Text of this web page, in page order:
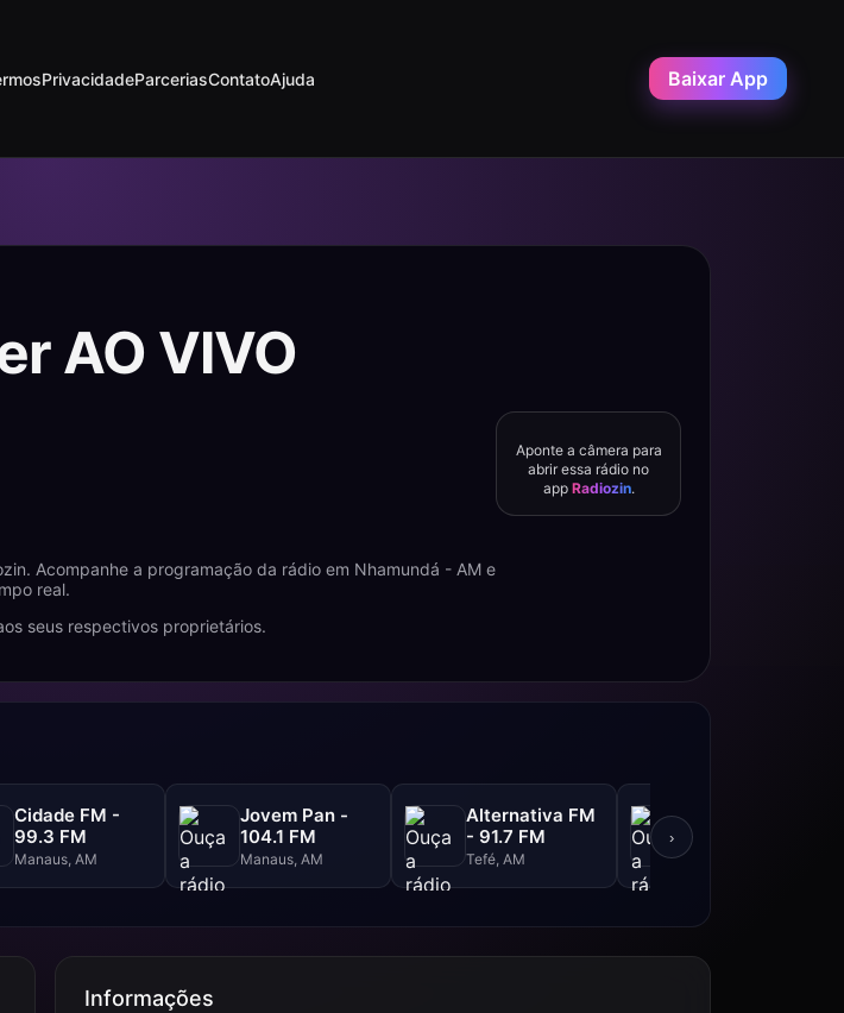
PrivacidadeParceriasContatoAjuda Baixar App
AO VIVO
Acompanhe a programação da rádio em Nhamundá - AM e
real.
seus respectivos proprietários.
Aponte a câmera para
abrir essa rádio no
app Radiozin.
Cidade FM -
99.3 FM
Manaus, AM
Jovem Pan -
104.1 FM
Manaus, AM
Alternativa FM
- 91.7 FM
Tefé, AM
FM
Manaus, AM
›
Informações